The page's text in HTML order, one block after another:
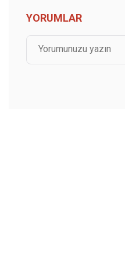
YORUMLAR